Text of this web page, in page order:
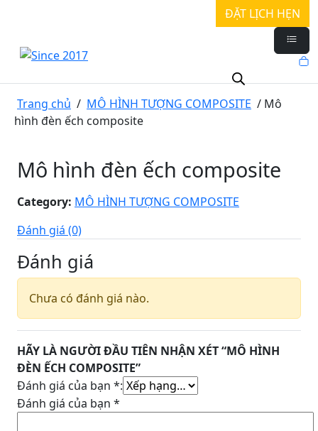
ĐẶT LỊCH HẸN
Trang chủ / MÔ HÌNH TƯỢNG COMPOSITE / Mô
hình đèn ếch composite
Mô hình đèn ếch composite
Category: MÔ HÌNH TƯỢNG COMPOSITE
Đánh giá (0)
Đánh giá
Chưa có đánh giá nào.
HÃY LÀ NGƯỜI ĐẦU TIÊN NHẬN XÉT “MÔ HÌNH
ĐÈN ẾCH COMPOSITE”
Đánh giá của bạn *:
Đánh giá của bạn *